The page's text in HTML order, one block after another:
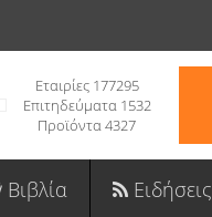
Εταιρίες 177295
Επιτηδεύματα 1532
Προϊόντα 4327
Βιβλία Ειδήσεις